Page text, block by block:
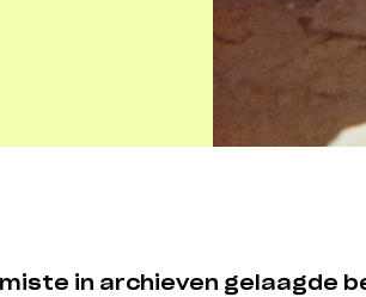
in archieven gelaagde